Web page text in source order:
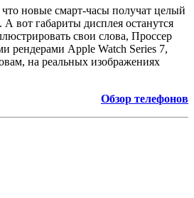
новые смарт-часы получат целый
вот габариты дисплея останутся
свои слова, Проссер
рендерами Apple Watch Series 7,
на реальных изображениях
Обзор телефонов